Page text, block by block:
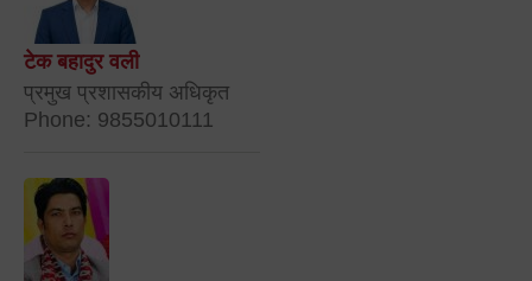
टेक बहादुर वली
प्रमुख प्रशासकीय अधिकृत
Phone: 9855010111